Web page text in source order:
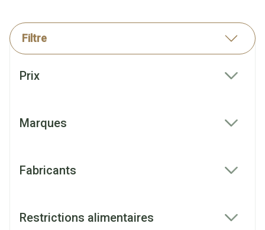
Filtre
Prix
Marques
Fabricants
Restrictions alimentaires